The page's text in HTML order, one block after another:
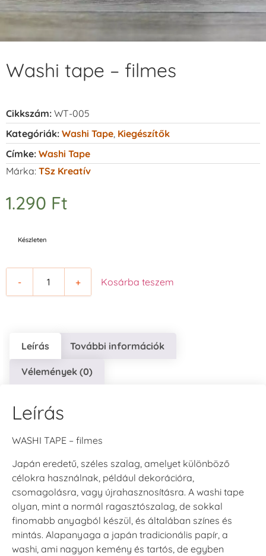
Washi tape – filmes
Cikkszám: WT-005
Kategóriák: Washi Tape Kiegészítők
Címke: Washi Tape
Márka: TSz Kreatív
1.290 Ft
Készleten
- + Kosárba teszem
Leírás További információk
Vélemények (0)
Leírás
WASHI TAPE – filmes
Japán eredetű, széles szalag, amelyet különböző
célokra használnak, például dekorációra,
csomagolásra, vagy újrahasznosításra. A washi tape
olyan, mint a normál ragasztószalag, de sokkal
finomabb anyagból készül, és általában színes és
mintás. Alapanyaga a japán tradicionális papír, a
washi, ami nagyon kemény és tartós, de egyben